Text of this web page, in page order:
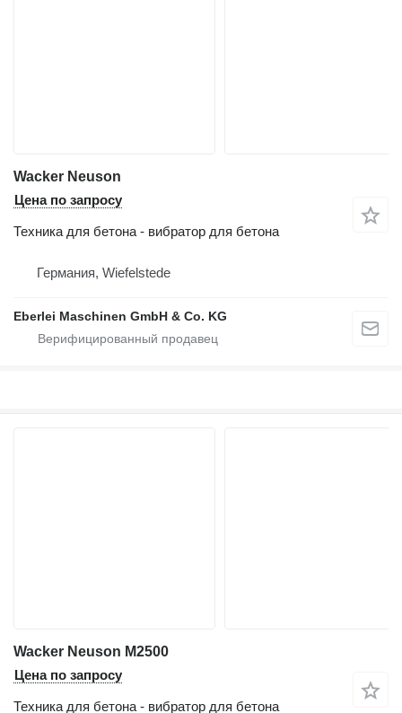
Wacker Neuson
Цена по запросу
Техника для бетона - вибратор для бетона
Германия, Wiefelstede
Eberlei Maschinen GmbH & Co. KG
Wacker Neuson M2500
Цена по запросу
Техника для бетона - вибратор для бетона